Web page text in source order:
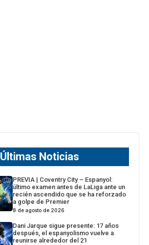
Últimas Noticias
PREVIA | Coventry City – Espanyol:
último examen antes de LaLiga ante un
recién ascendido que se ha reforzado
a golpe de Premier
8 de agosto de 2026
Dani Jarque sigue presente: 17 años
después, el espanyolismo vuelve a
reunirse alrededor del 21